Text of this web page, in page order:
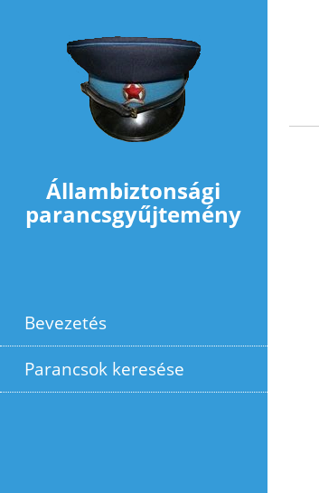
Állambiztonsági
parancsgyűjtemény
Bevezetés
Parancsok keresése